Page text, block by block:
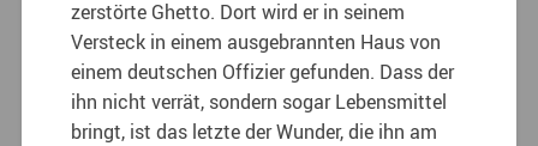
zerstörte Ghetto. Dort wird er in seinem
Versteck in einem ausgebrannten Haus von
einem deutschen Offizier gefunden. Dass der
ihn nicht verrät, sondern sogar Lebensmittel
bringt, ist das letzte der Wunder, die ihn am